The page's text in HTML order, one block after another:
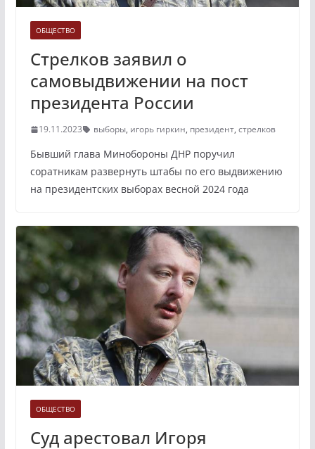
ОБЩЕСТВО
Стрелков заявил о
самовыдвижении на пост
президента России
19.11.2023 выборы, игорь гиркин, президент, стрелков
Бывший глава Минобороны ДНР поручил
соратникам развернуть штабы по его выдвижению
на президентских выборах весной 2024 года
ОБЩЕСТВО
Суд арестовал Игоря